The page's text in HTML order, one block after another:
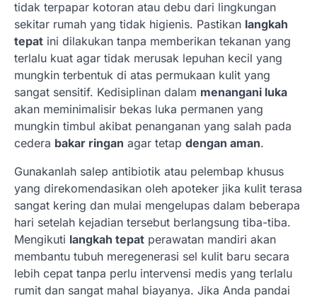
tidak terpapar kotoran atau debu dari lingkungan
sekitar rumah yang tidak higienis. Pastikan langkah
tepat ini dilakukan tanpa memberikan tekanan yang
terlalu kuat agar tidak merusak lepuhan kecil yang
mungkin terbentuk di atas permukaan kulit yang
sangat sensitif. Kedisiplinan dalam menangani luka
akan meminimalisir bekas luka permanen yang
mungkin timbul akibat penanganan yang salah pada
cedera bakar ringan agar tetap dengan aman.
Gunakanlah salep antibiotik atau pelembap khusus
yang direkomendasikan oleh apoteker jika kulit terasa
sangat kering dan mulai mengelupas dalam beberapa
hari setelah kejadian tersebut berlangsung tiba-tiba.
Mengikuti langkah tepat perawatan mandiri akan
membantu tubuh meregenerasi sel kulit baru secara
lebih cepat tanpa perlu intervensi medis yang terlalu
rumit dan sangat mahal biayanya. Jika Anda pandai